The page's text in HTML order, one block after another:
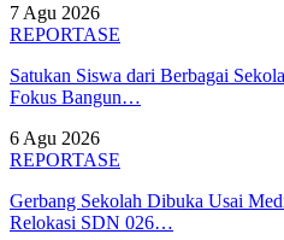
7 Agu 2026
REPORTASE
Satukan Siswa dari Berbagai
Fokus Bangun…
6 Agu 2026
REPORTASE
Gerbang Sekolah Dibuka Usai
Relokasi SDN 026…